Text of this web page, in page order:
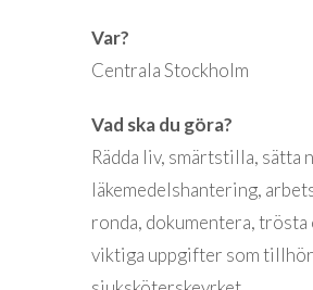
Var?
Centrala Stockholm
Vad ska du göra?
Rädda liv, smärtstilla, sätta
läkemedelshantering,
ronda, dokumentera, trösta
viktiga uppgifter som tillhör